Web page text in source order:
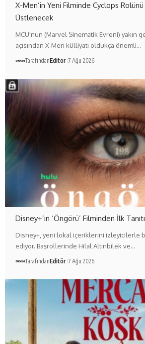
X-Men’in Yeni Filminde Cyclops
Üstlenecek
MCU'nun (Marvel Sinematik Evreni) yakın
açısından X-Men külliyatı oldukça önemli…
TarafındanEditör 7 Ağu 2026
Disney+’ın ‘Öngörü’ Filminden İlk
Disney+, yeni lokal içeriklerini izleyicilerle
ediyor. Başrollerinde Hilal Altınbilek ve…
TarafındanEditör 7 Ağu 2026